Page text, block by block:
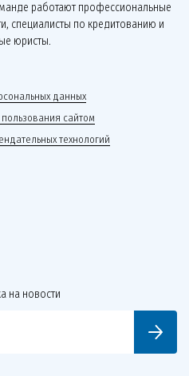
работают профессиональные
специалисты по кредитованию и
юристы.
данных
сайтом
технологий
на новости